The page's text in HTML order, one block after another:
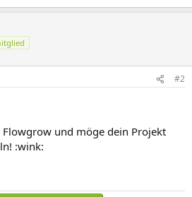
#2
und möge dein Projekt
:wink: